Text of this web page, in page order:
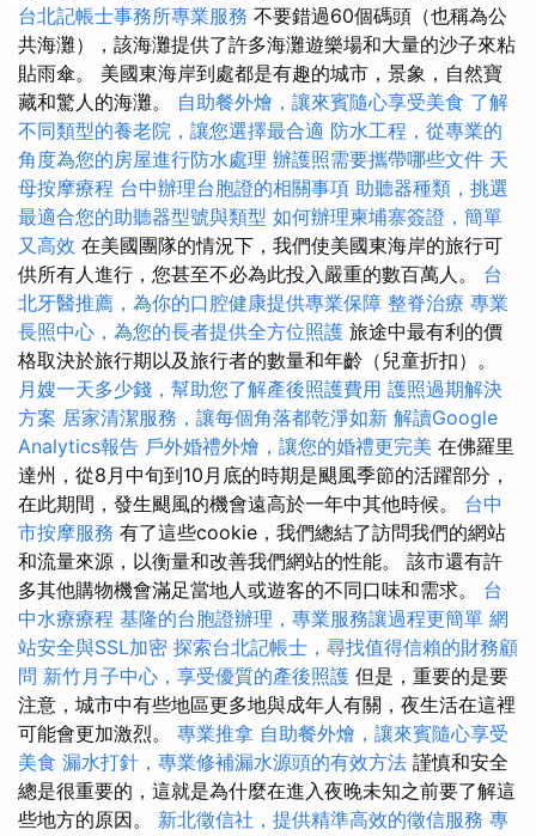
台北記帳士事務所專業服務 不要錯過60個碼頭（也稱為公
共海灘），該海灘提供了許多海灘遊樂場和大量的沙子來粘
貼雨傘。 美國東海岸到處都是有趣的城市，景象，自然寶
藏和驚人的海灘。 自助餐外燴，讓來賓隨心享受美食 了解
不同類型的養老院，讓您選擇最合適 防水工程，從專業的
角度為您的房屋進行防水處理 辦護照需要攜帶哪些文件 天
母按摩療程 台中辦理台胞證的相關事項 助聽器種類，挑選
最適合您的助聽器型號與類型 如何辦理柬埔寨簽證，簡單
又高效 在美國團隊的情況下，我們使美國東海岸的旅行可
供所有人進行，您甚至不必為此投入嚴重的數百萬人。 台
北牙醫推薦，為你的口腔健康提供專業保障 整脊治療 專業
長照中心，為您的長者提供全方位照護 旅途中最有利的價
格取決於旅行期以及旅行者的數量和年齡（兒童折扣）。
月嫂一天多少錢，幫助您了解產後照護費用 護照過期解決
方案 居家清潔服務，讓每個角落都乾淨如新 解讀Google
Analytics報告 戶外婚禮外燴，讓您的婚禮更完美 在佛羅里
達州，從8月中旬到10月底的時期是颶風季節的活躍部分，
在此期間，發生颶風的機會遠高於一年中其他時候。 台中
市按摩服務 有了這些cookie，我們總結了訪問我們的網站
和流量來源，以衡量和改善我們網站的性能。 該市還有許
多其他購物機會滿足當地人或遊客的不同口味和需求。 台
中水療療程 基隆的台胞證辦理，專業服務讓過程更簡單 網
站安全與SSL加密 探索台北記帳士，尋找值得信賴的財務顧
問 新竹月子中心，享受優質的產後照護 但是，重要的是要
注意，城市中有些地區更多地與成年人有關，夜生活在這裡
可能會更加激烈。 專業推拿 自助餐外燴，讓來賓隨心享受
美食 漏水打針，專業修補漏水源頭的有效方法 謹慎和安全
總是很重要的，這就是為什麼在進入夜晚未知之前要了解這
些地方的原因。 新北徵信社，提供精準高效的徵信服務 專